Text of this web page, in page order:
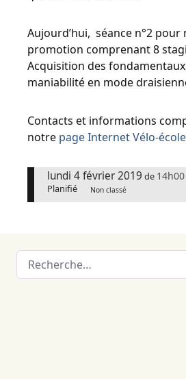
Aujourd’hui, séance n°2
promotion comprenant 8
Acquisition des
maniabilité en mode
Contacts et informations
notre page Internet Vélo-école
lundi 4 février 2019 de 14h00
Planifié Non classé